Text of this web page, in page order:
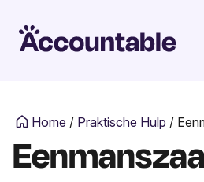
Home / Praktische Hulp /